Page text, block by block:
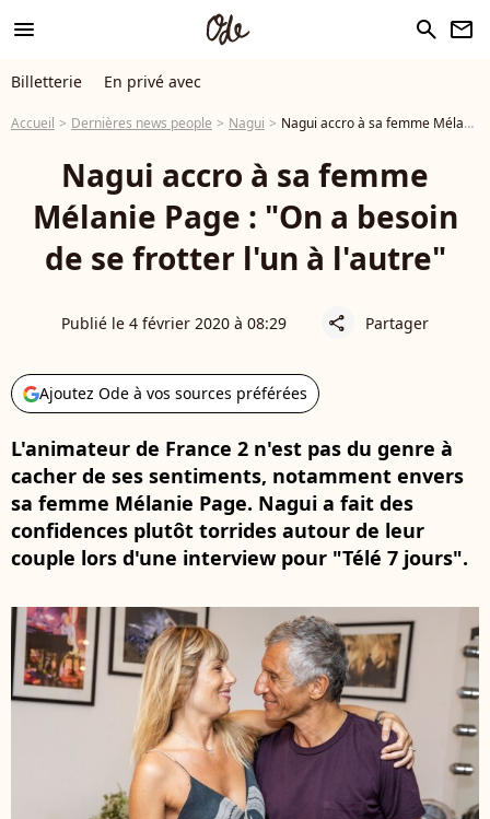
menu search newsletter
Billetterie En privé avec
Accueil Dernières news people Nagui Nagui accro à sa femme Mélanie Page : "On a besoin de se frotter l'un à l'autre"
Nagui accro à sa femme
Mélanie Page : "On a besoin
de se frotter l'un à l'autre"
Publié le 4 février 2020 à 08:29 share Partager
Ajoutez Ode à vos sources préférées
L'animateur de France 2 n'est pas du genre à
cacher de ses sentiments, notamment envers
sa femme Mélanie Page. Nagui a fait des
confidences plutôt torrides autour de leur
couple lors d'une interview pour "Télé 7 jours".